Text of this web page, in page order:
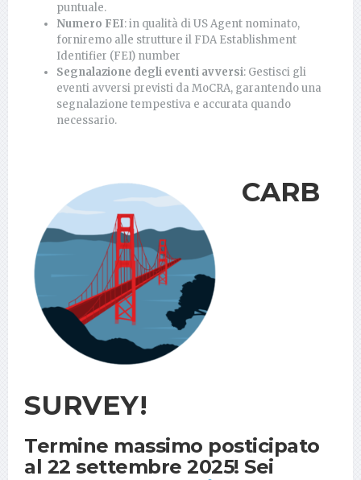
puntuale.
Numero FEI: in qualità di US Agent nominato,
forniremo alle strutture il FDA Establishment
Identifier (FEI) number
Segnalazione degli eventi avversi: Gestisci gli
eventi avversi previsti da MoCRA, garantendo una
segnalazione tempestiva e accurata quando
necessario.
CARB
SURVEY!
Termine massimo posticipato
al 22 settembre 2025! Sei